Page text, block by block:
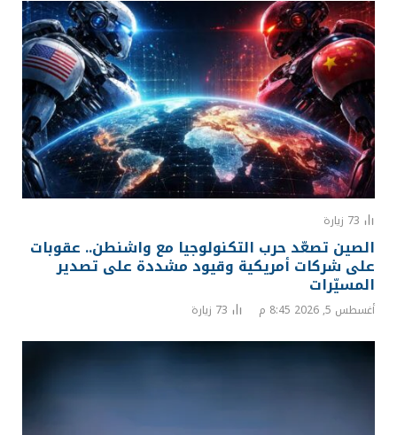
73 زيارة
الصين تصعّد حرب التكنولوجيا مع واشنطن.. عقوبات
على شركات أمريكية وقيود مشددة على تصدير
المسيّرات
أغسطس 5, 2026 8:45 م 73 زيارة